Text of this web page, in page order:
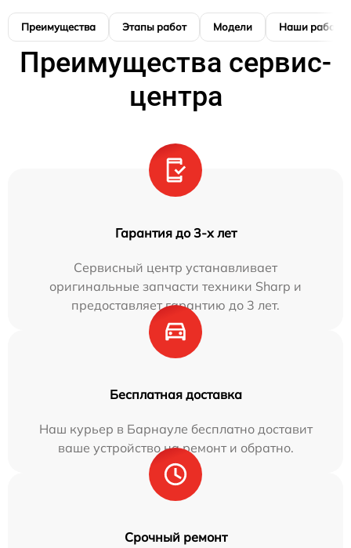
Преимущества Этапы работ Модели Наши работы
Преимущества сервис-
центра
Гарантия до 3-х лет
Сервисный центр устанавливает
оригинальные запчасти техники Sharp и
предоставляет гарантию до 3 лет.
Бесплатная доставка
Наш курьер в Барнауле бесплатно доставит
ваше устройство на ремонт и обратно.
Срочный ремонт